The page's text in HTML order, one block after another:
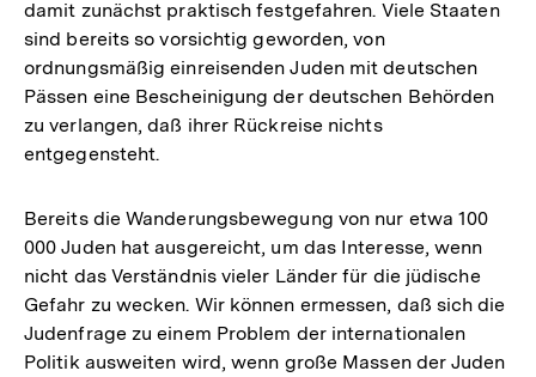
damit zunächst praktisch festgefahren. Viele Staaten
sind bereits so vorsichtig geworden, von
ordnungsmäßig einreisenden Juden mit deutschen
Pässen eine Bescheinigung der deutschen Behörden
zu verlangen, daß ihrer Rückreise nichts
entgegensteht.
Bereits die Wanderungsbewegung von nur etwa 100
000 Juden hat ausgereicht, um das Interesse, wenn
nicht das Verständnis vieler Länder für die jüdische
Gefahr zu wecken. Wir können ermessen, daß sich die
Judenfrage zu einem Problem der internationalen
Politik ausweiten wird, wenn große Massen der Juden